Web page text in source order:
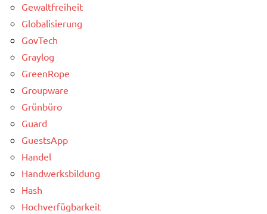
Gewaltfreiheit
Globalisierung
GovTech
Graylog
GreenRope
Groupware
Grünbüro
Guard
GuestsApp
Handel
Handwerksbildung
Hash
Hochverfügbarkeit